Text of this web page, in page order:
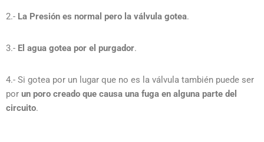
2.- La Presión es normal pero la válvula gotea.
3.- El agua gotea por el purgador.
4.- Si gotea por un lugar que no es la válvula también puede ser
por un poro creado que causa una fuga en alguna parte del
circuito.